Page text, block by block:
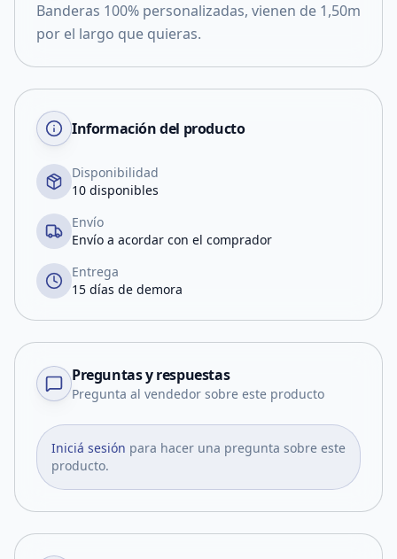
Banderas 100% personalizadas, vienen de 1,50m
por el largo que quieras.
Información del producto
Disponibilidad
10 disponibles
Envío
Envío a acordar con el comprador
Entrega
15 días de demora
Preguntas y respuestas
Pregunta al vendedor sobre este producto
Iniciá sesión para hacer una pregunta sobre este
producto.